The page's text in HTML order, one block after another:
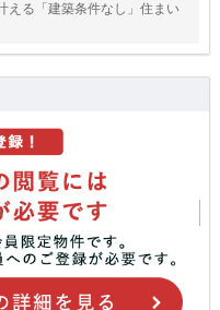
える「建築条件なし」住まい